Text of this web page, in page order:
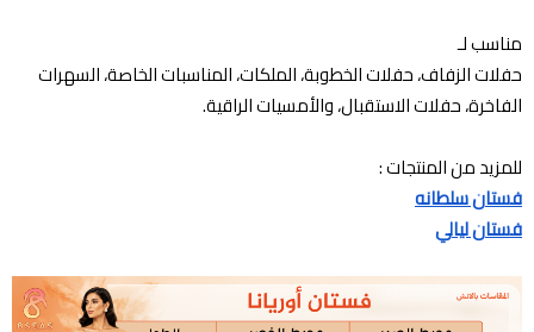
مناسب لـ
حفلات الزفاف، حفلات الخطوبة، الملكات، المناسبات الخاصة، السهرات
الفاخرة، حفلات الاستقبال، والأمسيات الراقية.
للمزيد من المنتجات :
فستان سلطانه
فستان ليالي